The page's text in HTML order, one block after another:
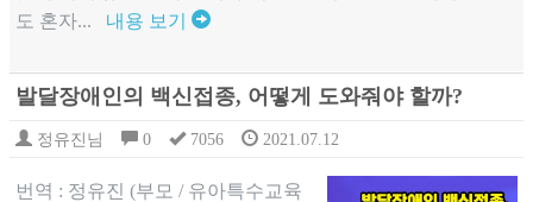
도 혼자... 내용 보기
발달장애인의 백신접종, 어떻게 도와줘야 할까?
정유진님 0 7056 2021.07.12
번역 : 정유진 (부모 / 유아특수교육